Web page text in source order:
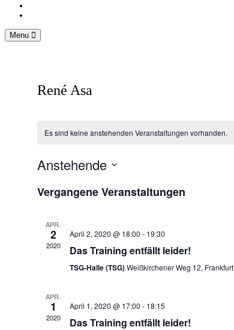
Menu
René Asa
Es sind keine anstehenden Veranstaltungen vorhanden.
Anstehende
wählen.
Vergangene Veranstaltungen
APR.
2
2020
April 2, 2020 @ 18:00 - 19:30
Das Training entfällt leider!
TSG-Halle (TSG)Weißkirchener Weg 12, Frankfurt
APR.
1
2020
April 1, 2020 @ 17:00 - 18:15
Das Training entfällt leider!